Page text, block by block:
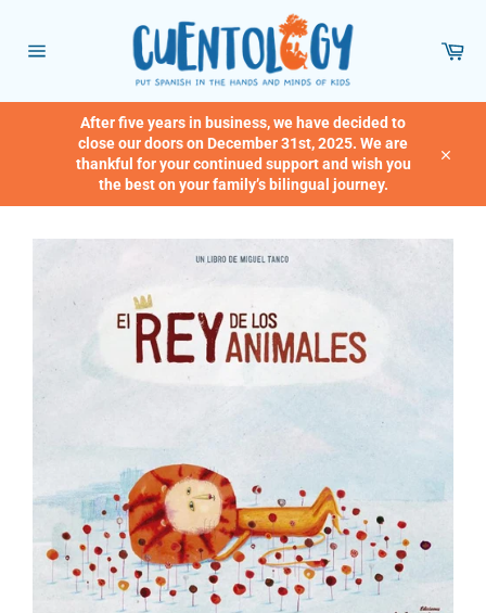
content
After five years in business, we have decided to
close our doors on December 31st, 2025. We are
thankful for your continued support and wish you
the best on your family’s bilingual journey.